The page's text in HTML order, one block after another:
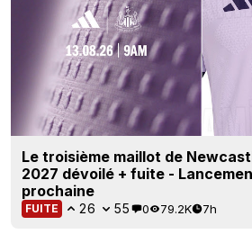
Le troisième maillot de
2027 dévoilé + fuite -
prochaine
FUITE 26 55 0 79.2K 7h